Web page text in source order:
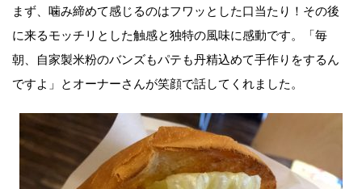
まず、噛み締めて感じるのはフワッとした口当たり！その後
に来るモッチリとした触感と独特の風味に感動です。「毎
朝、自家製米粉のバンズもパテも丹精込めて手作りをするん
ですよ」とオーナーさんが笑顔で話してくれました。